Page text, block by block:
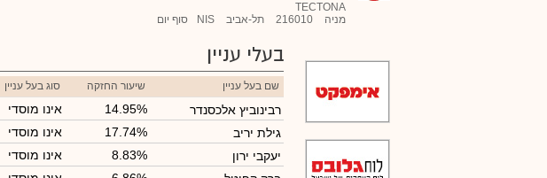
TECTONA
מניה
216010 תל-אביב NIS סוף יום
בעלי עניין
שם בעל עניין שיעור החזקה סוג בעל עניין
רבינוביץ אלכסנדר 14.95% אינו מוסדי
גילת יריב
17.74% אינו מוסדי
יעקבי ירון
8.83% אינו מוסדי